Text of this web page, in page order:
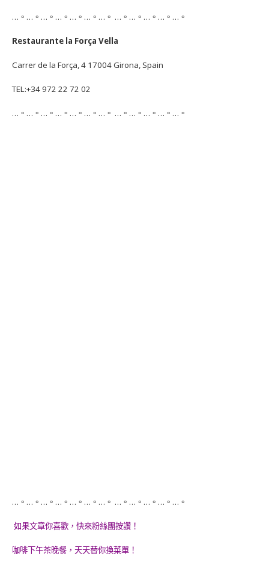
…。…。…。…。…。…。…。 …。…。…。…。…。
Restaurante la Força Vella
Carrer de la Força, 4 17004 Girona, Spain
TEL:+34 972 22 72 02
…。…。…。…。…。…。…。 …。…。…。…。…。
…。…。…。…。…。…。…。 …。…。…。…。…。
如果文章你喜歡，快來粉絲團按讚！
咖啡下午茶晚餐，天天替你換菜單！